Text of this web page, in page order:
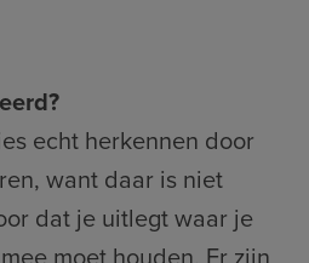
echt herkennen door
want daar is niet
dat je uitlegt waar je